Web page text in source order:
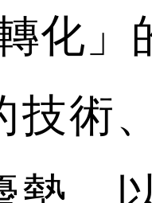
化」
技術